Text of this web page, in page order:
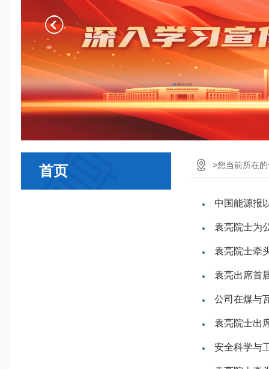
首页 >您当前所在
中国能源报
袁亮院士为
袁亮院士牵
袁亮出席首
公司在煤与
袁亮院士出
安全科学与